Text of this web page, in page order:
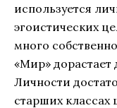
используется
эгоистических
много
«Мир» дорастает
Личности
старших